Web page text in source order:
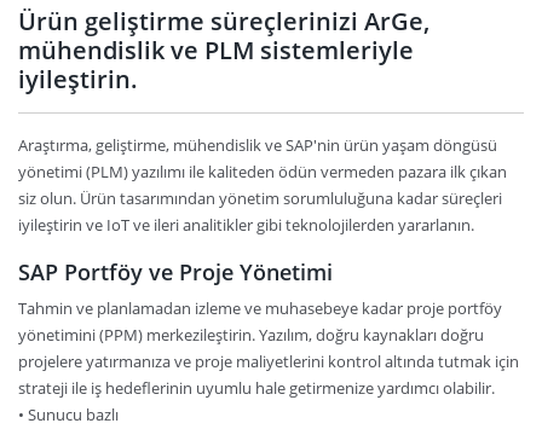
Ürün geliştirme süreçlerinizi ArGe,
mühendislik ve PLM sistemleriyle
iyileştirin.
Araştırma, geliştirme, mühendislik ve SAP'nin ürün yaşam döngüsü
yönetimi (PLM) yazılımı ile kaliteden ödün vermeden pazara ilk çıkan
siz olun. Ürün tasarımından yönetim sorumluluğuna kadar süreçleri
iyileştirin ve IoT ve ileri analitikler gibi teknolojilerden yararlanın.
SAP Portföy ve Proje Yönetimi
Tahmin ve planlamadan izleme ve muhasebeye kadar proje portföy
yönetimini (PPM) merkezileştirin. Yazılım, doğru kaynakları doğru
projelere yatırmanıza ve proje maliyetlerini kontrol altında tutmak için
strateji ile iş hedeflerinin uyumlu hale getirmenize yardımcı olabilir.
• Sunucu bazlı